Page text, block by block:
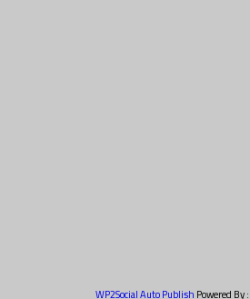
WP2Social Auto Publish Powered By :